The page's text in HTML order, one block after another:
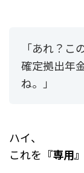
「あれ？こ
確定拠出年
ね。」
ハイ、
これを 『専用』